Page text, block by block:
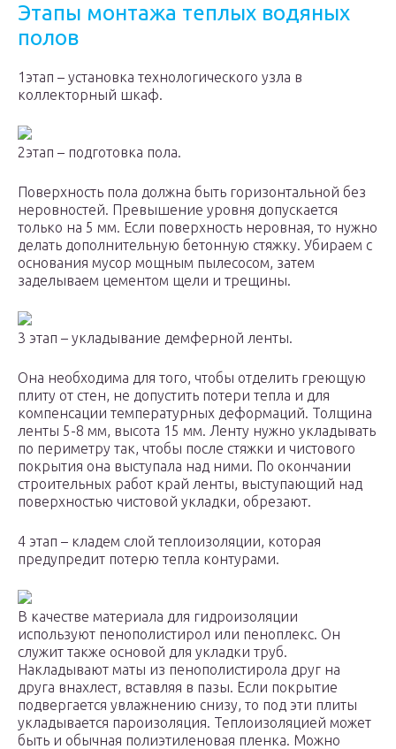
Этапы монтажа теплых водяных
полов
1этап – установка технологического узла в
коллекторный шкаф.
2этап – подготовка пола.
Поверхность пола должна быть горизонтальной без
неровностей. Превышение уровня допускается
только на 5 мм. Если поверхность неровная, то нужно
делать дополнительную бетонную стяжку. Убираем с
основания мусор мощным пылесосом, затем
заделываем цементом щели и трещины.
3 этап – укладывание демферной ленты.
Она необходима для того, чтобы отделить греющую
плиту от стен, не допустить потери тепла и для
компенсации температурных деформаций. Толщина
ленты 5-8 мм, высота 15 мм. Ленту нужно укладывать
по периметру так, чтобы после стяжки и чистового
покрытия она выступала над ними. По окончании
строительных работ край ленты, выступающий над
поверхностью чистовой укладки, обрезают.
4 этап – кладем слой теплоизоляции, которая
предупредит потерю тепла контурами.
В качестве материала для гидроизоляции
используют пенополистирол или пеноплекс. Он
служит также основой для укладки труб.
Накладывают маты из пенополистирола друг на
друга внахлест, вставляя в пазы. Если покрытие
подвергается увлажнению снизу, то под эти плиты
укладывается пароизоляция. Теплоизоляцией может
быть и обычная полиэтиленовая пленка. Можно